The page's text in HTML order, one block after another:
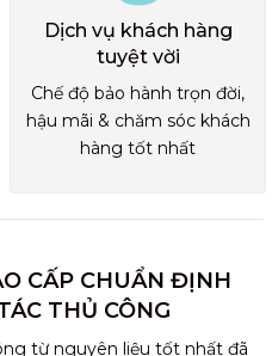
Dịch vụ khách hàng
tuyệt vời
Chế độ bảo hành trọn đời,
hậu mãi & chăm sóc khách
hàng tốt nhất
CẤP CHUẨN ĐỊNH
THỦ CÔNG
từ nguyên liệu tốt nhất đã